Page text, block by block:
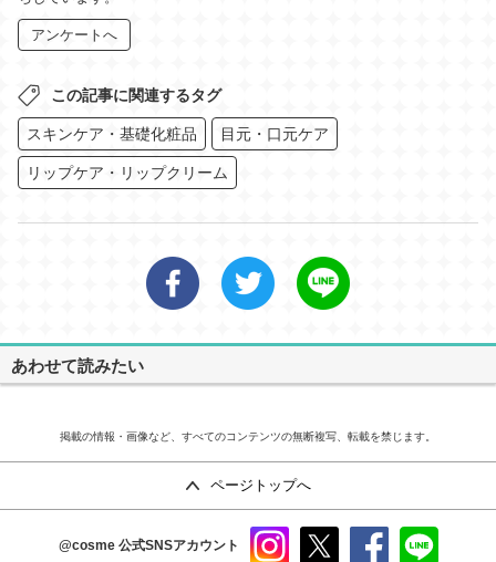
アンケートへ
この記事に関連するタグ
スキンケア・基礎化粧品 目元・口元ケア
リップケア・リップクリーム
あわせて読みたい
掲載の情報・画像など、すべてのコンテンツの無断複写、転載を禁じます。
ページトップへ
@cosme 公式SNSアカウント